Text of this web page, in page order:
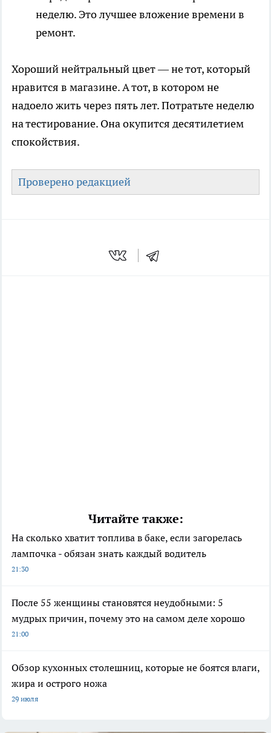
неделю. Это лучшее вложение времени в
ремонт.
Хороший нейтральный цвет — не тот, который
нравится в магазине. А тот, в котором не
надоело жить через пять лет. Потратьте неделю
на тестирование. Она окупится десятилетием
спокойствия.
Проверено редакцией
Читайте также:
На сколько хватит топлива в баке, если загорелась
лампочка - обязан знать каждый водитель
21:30
После 55 женщины становятся неудобными: 5
мудрых причин, почему это на самом деле хорошо
21:00
Обзор кухонных столешниц, которые не боятся влаги,
жира и острого ножа
29 июля